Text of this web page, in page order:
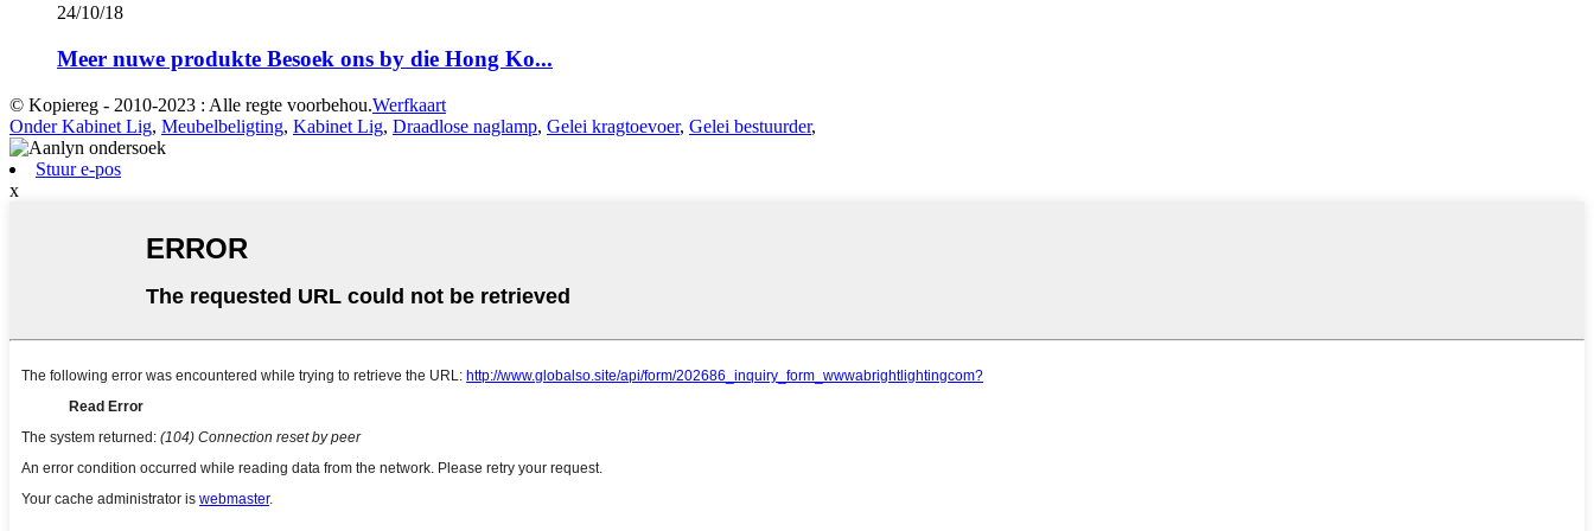
24/10/18
Meer nuwe produkte Besoek ons ​​by die Hong Ko...
© Kopiereg - 2010-2023 : Alle regte voorbehou.Werfkaart
Onder Kabinet Lig, Meubelbeligting, Kabinet Lig, Draadlose naglamp, Gelei kragtoevoer, Gelei bestuurder,
Stuur e-pos
x